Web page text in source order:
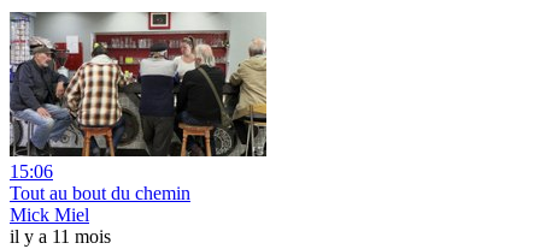
15:06
Tout au bout du chemin
Mick Miel
il y a 11 mois